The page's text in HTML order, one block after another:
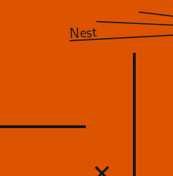
Nest